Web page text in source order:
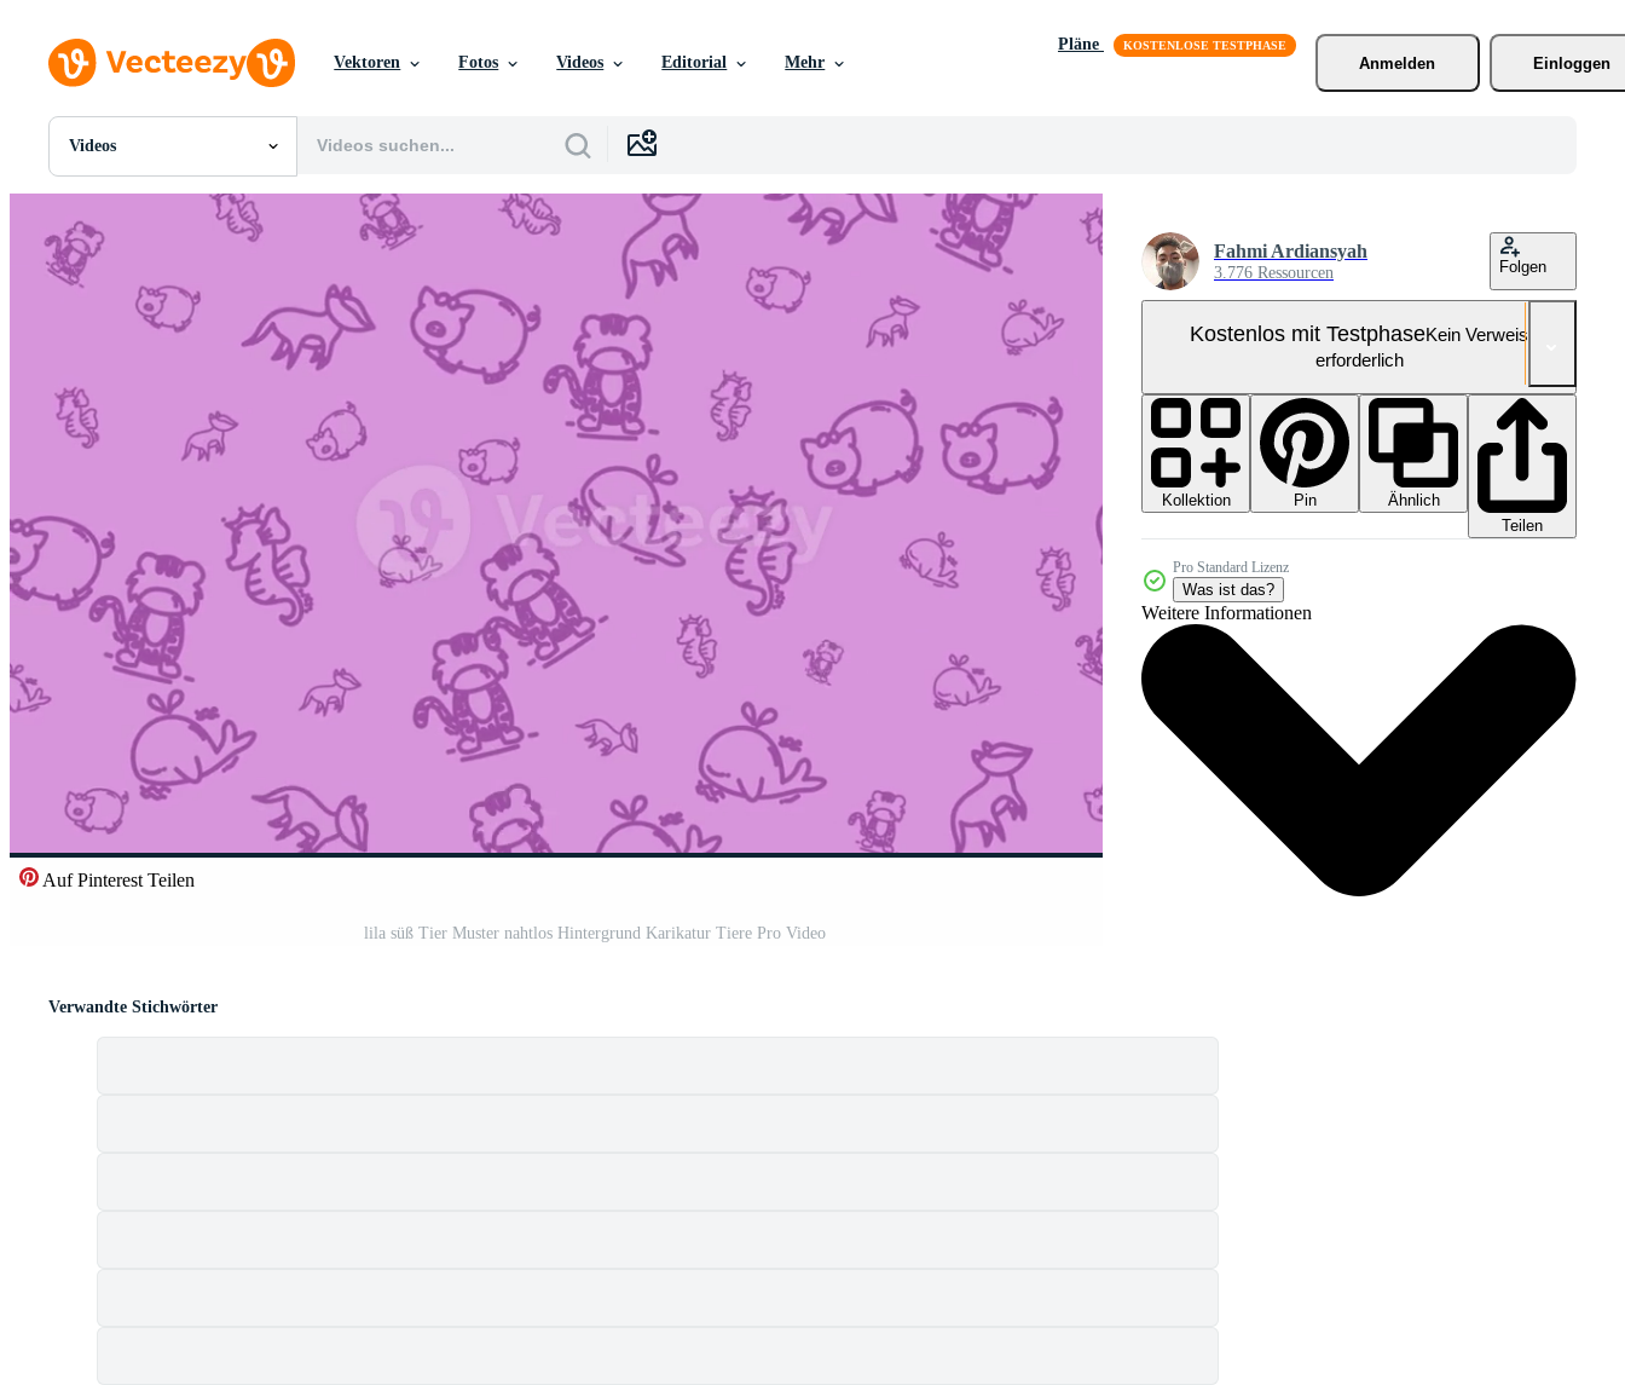
Vektoren Fotos Videos Editorial Mehr
Pläne
Anmelden
Einloggen
Videos
Alle Bilder
PNGs
PSDs
Vorlagen
Vektoren
Redaktionelle Ereignisse
Auf Pinterest Teilen
lila süß Tier Muster nahtlos Hintergrund Karikatur Tiere Pro Video
Fahmi Ardiansyah
3.776 Ressourcen Folgen
Kostenlos mit TestphaseKein Verweis
erforderlich
Kollektion Pin
Ähnlich
Teilen
Pro Standard Lizenz
Was ist das?
Weitere Informationen
Verwandte Stichwörter